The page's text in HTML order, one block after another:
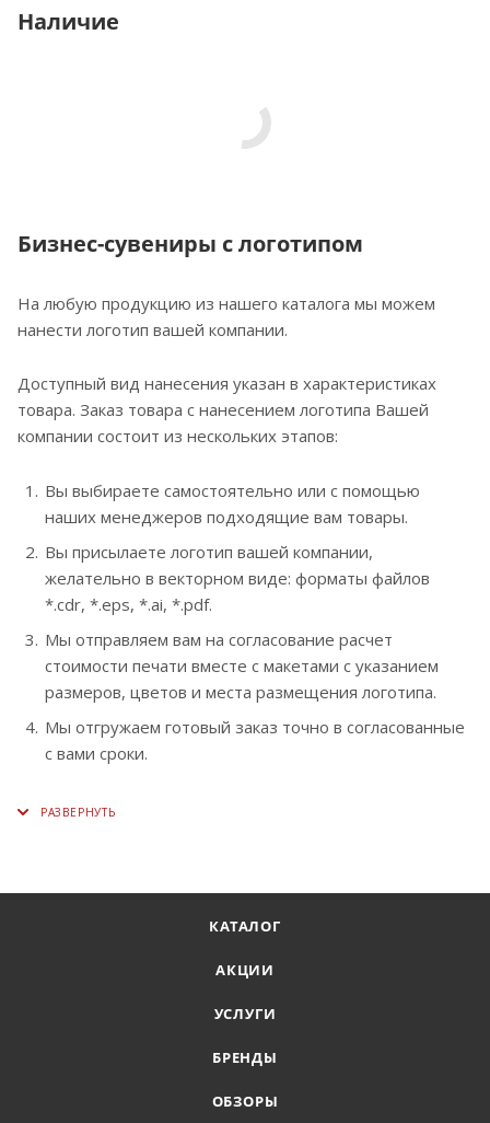
Наличие
Бизнес-сувениры с логотипом
На любую продукцию из нашего каталога мы можем
нанести логотип вашей компании.
Доступный вид нанесения указан в характеристиках
товара. Заказ товара с нанесением логотипа Вашей
компании состоит из нескольких этапов:
Вы выбираете самостоятельно или с помощью
наших менеджеров подходящие вам товары.
Вы присылаете логотип вашей компании,
желательно в векторном виде: форматы файлов
*.cdr, *.eps, *.ai, *.pdf.
Мы отправляем вам на согласование расчет
стоимости печати вместе с макетами с указанием
размеров, цветов и места размещения логотипа.
Мы отгружаем готовый заказ точно в согласованные
с вами сроки.
КАТАЛОГ
АКЦИИ
УСЛУГИ
БРЕНДЫ
ОБЗОРЫ